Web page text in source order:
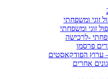
זוגי ומשפחתי
זוגי ומשפחתי
-לרכישה
פרסמו
ערוץ הפודקאסטים
אחרים